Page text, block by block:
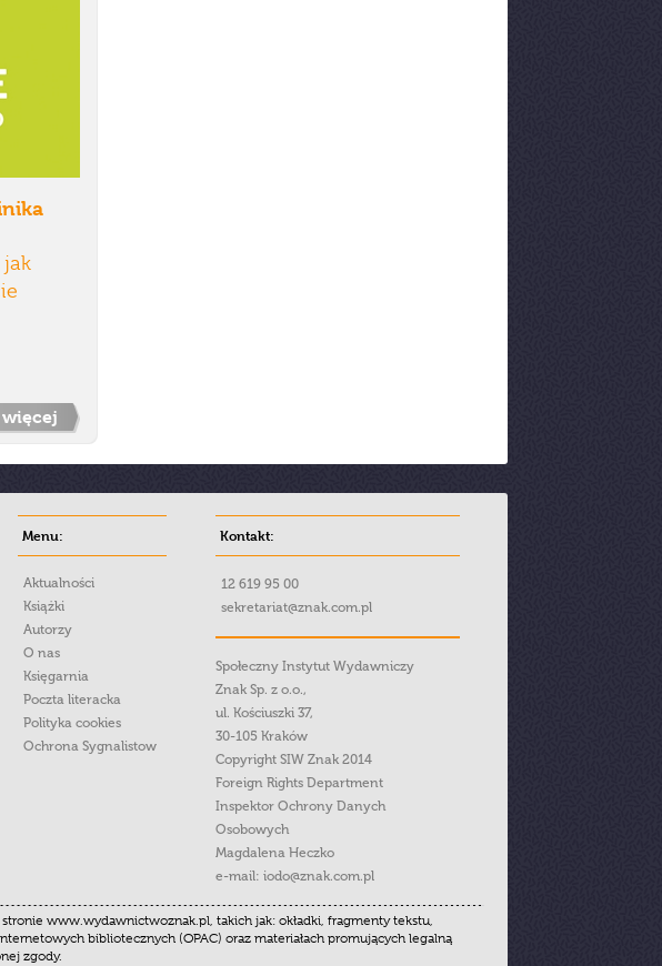
więcej
Menu:
Aktualności
Książki
Autorzy
O nas
Księgarnia
Poczta literacka
Polityka cookies
Ochrona Sygnalistow
Kontakt:
12 619 95 00
sekretariat@znak.com.pl
Społeczny Instytut Wydawniczy
Znak Sp. z o.o.,
ul. Kościuszki 37,
30-105 Kraków
Copyright SIW Znak 2014
Foreign Rights Department
Inspektor Ochrony Danych
Osobowych
Magdalena Heczko
e-mail: iodo@znak.com.pl
www.wydawnictwoznak.pl, takich jak: okładki, fragmenty tekstu,
bibliotecznych (OPAC) oraz materiałach promujących legalną
zgody.